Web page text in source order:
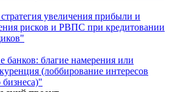
увеличения прибыли и
рисков и РВПС при кредитовании
банков: благие намерения или
(лоббирование интересов
бизнеса)"